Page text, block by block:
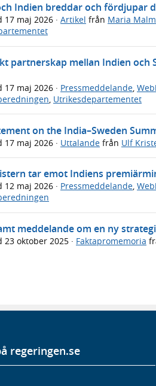
Indien breddar och fördjupar
17 maj 2026 · Artikel från Maria
partnerskap mellan Indien och
17 maj 2026 · Pressmeddelande,
, Utrikesdepartementet
on the India–Sweden
17 maj 2026 · Uttalande från Ulf
tar emot Indiens
12 maj 2026 · Pressmeddelande,
meddelande om en ny
23 oktober 2025 · Faktapromemoria
regeringen.se